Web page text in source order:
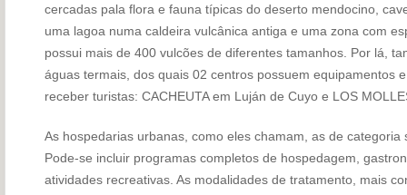
cercadas pala flora e fauna típicas do deserto mendocino,
uma lagoa numa caldeira vulcânica antiga e uma zona com
possui mais de 400 vulcões de diferentes tamanhos. Por lá,
águas termais, dos quais 02 centros possuem equipamentos
receber turistas: CACHEUTA em Luján de Cuyo e LOS
As hospedarias urbanas, como eles chamam, as de
Pode-se incluir programas completos de hospedagem,
atividades recreativas. As modalidades de tratamento, mais